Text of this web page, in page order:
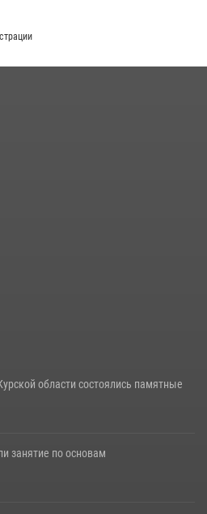
области состоялись памятные
занятие по основам